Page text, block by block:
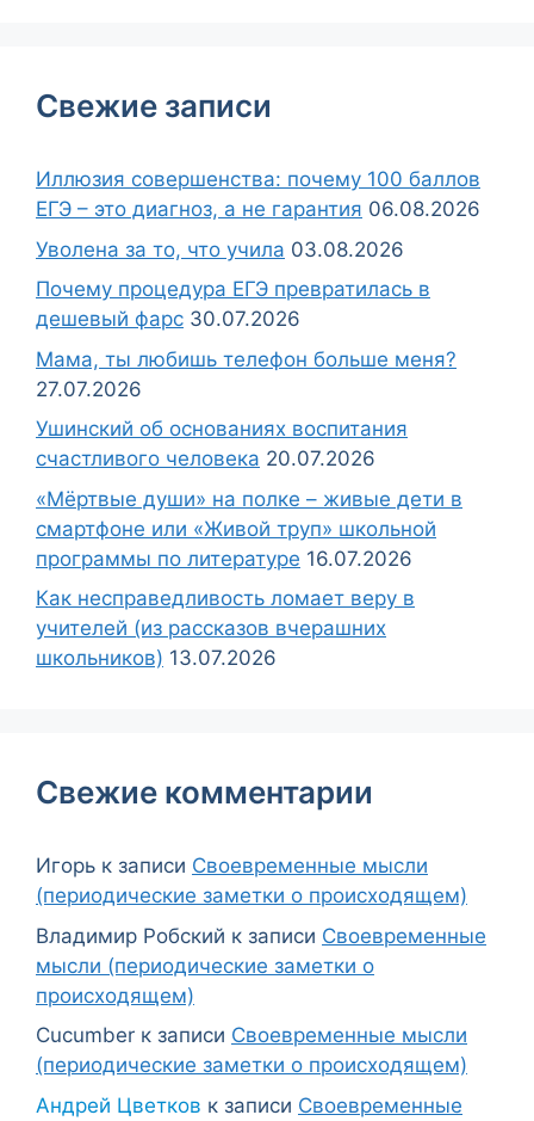
Свежие записи
Иллюзия совершенства: почему 100 баллов
ЕГЭ – это диагноз, а не гарантия 06.08.2026
Уволена за то, что учила 03.08.2026
Почему процедура ЕГЭ превратилась в
дешевый фарс 30.07.2026
Мама, ты любишь телефон больше меня?
27.07.2026
Ушинский об основаниях воспитания
счастливого человека 20.07.2026
«Мёртвые души» на полке – живые дети в
смартфоне или «Живой труп» школьной
программы по литературе 16.07.2026
Как несправедливость ломает веру в
учителей (из рассказов вчерашних
школьников) 13.07.2026
Свежие комментарии
Игорь к записи Своевременные мысли
(периодические заметки о происходящем)
Владимир Робский к записи Своевременные
мысли (периодические заметки о
происходящем)
Cucumber к записи Своевременные мысли
(периодические заметки о происходящем)
Андрей Цветков к записи Своевременные